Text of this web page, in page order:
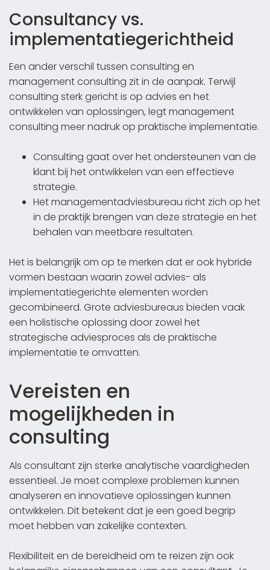
Consultancy vs.
implementatiegerichtheid
Een ander verschil tussen consulting en
management consulting zit in de aanpak. Terwijl
consulting sterk gericht is op advies en het
ontwikkelen van oplossingen, legt management
consulting meer nadruk op praktische implementatie.
Consulting gaat over het ondersteunen van de
klant bij het ontwikkelen van een effectieve
strategie.
Het managementadviesbureau richt zich op het
in de praktijk brengen van deze strategie en het
behalen van meetbare resultaten.
Het is belangrijk om op te merken dat er ook hybride
vormen bestaan waarin zowel advies- als
implementatiegerichte elementen worden
gecombineerd. Grote adviesbureaus bieden vaak
een holistische oplossing door zowel het
strategische adviesproces als de praktische
implementatie te omvatten.
Vereisten en
mogelijkheden in
consulting
Als consultant zijn sterke analytische vaardigheden
essentieel. Je moet complexe problemen kunnen
analyseren en innovatieve oplossingen kunnen
ontwikkelen. Dit betekent dat je een goed begrip
moet hebben van zakelijke contexten.
Flexibiliteit en de bereidheid om te reizen zijn ook